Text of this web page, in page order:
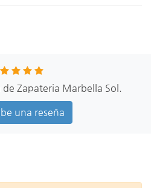
Zapateria Marbella Sol.
una reseña